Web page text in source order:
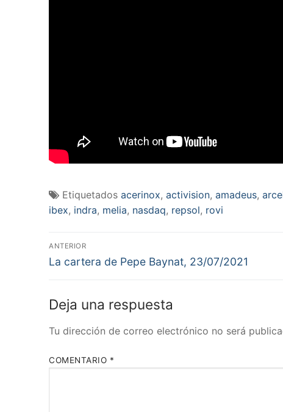
Etiquetados acerinox, activision, amadeus,
ibex, indra, melia, nasdaq, repsol, rovi
Navegación
de
ANTERIOR
Entrada
La cartera de Pepe Baynat, 23/07/2021
Deja una respuesta
Tu dirección de correo electrónico no será
COMENTARIO *